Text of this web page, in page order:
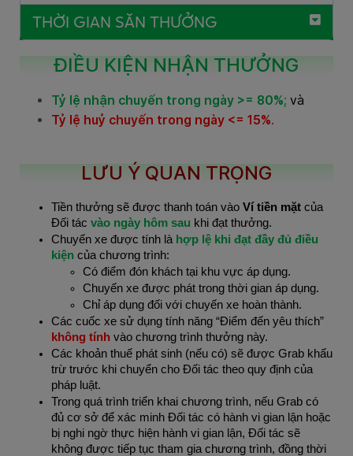
THỜI GIAN SĂN THƯỞNG
ĐIỀU KIỆN NHẬN THƯỞNG
Tỷ lệ nhận chuyến trong ngày >= 80%; và
Tỷ lệ huỷ chuyến trong ngày <= 15%.
LƯU Ý QUAN TRỌNG
Tiền thưởng sẽ được thanh toán vào Ví tiền mặt của
Đối tác vào ngày hôm sau khi đạt thưởng.
Chuyến xe được tính là hợp lệ khi đạt đầy đủ điều
kiện của chương trình:
Có điểm đón khách tại khu vực áp dụng.
Chuyến xe được phát trong thời gian áp dụng.
Chỉ áp dụng đối với chuyến xe hoàn thành.
Các cuốc xe sử dụng tính năng “Điểm đến yêu thích”
không tính vào chương trình thưởng này.
Các khoản thuế phát sinh (nếu có) sẽ được Grab khấu
trừ trước khi chuyển cho Đối tác theo quy định của
pháp luật.
Trong quá trình triển khai chương trình, nếu Grab có
đủ cơ sở để xác minh Đối tác có hành vi gian lận hoặc
bị nghi ngờ thực hiện hành vi gian lận, Đối tác sẽ
không được tiếp tục tham gia chương trình, đồng thời